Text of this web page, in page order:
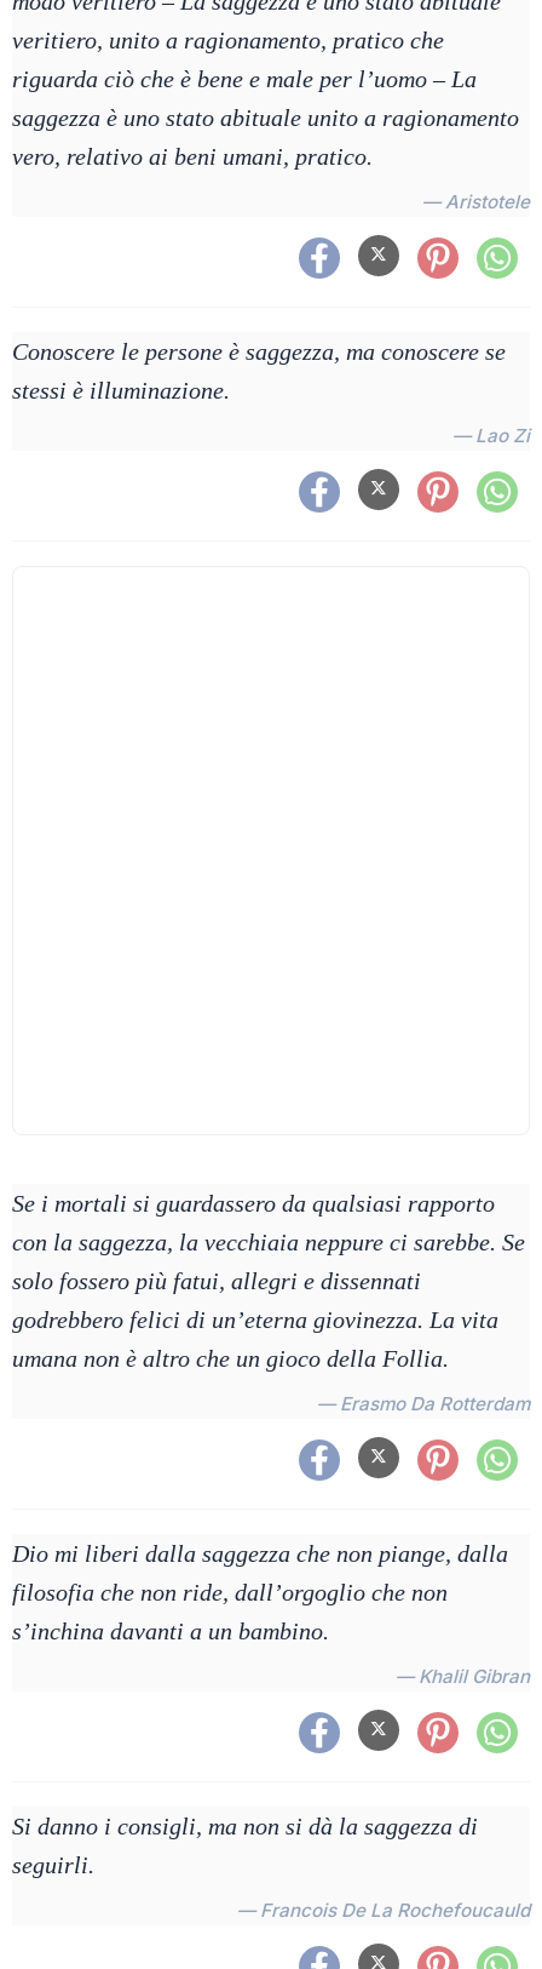
veritiero, unito a ragionamento, pratico che
riguarda ciò che è bene e male per l’uomo – La
saggezza è uno stato abituale unito a ragionamento
vero, relativo ai beni umani, pratico.
— Aristotele
Conoscere le persone è saggezza, ma conoscere se
stessi è illuminazione.
— Lao Zi
Se i mortali si guardassero da qualsiasi rapporto
con la saggezza, la vecchiaia neppure ci sarebbe. Se
solo fossero più fatui, allegri e dissennati
godrebbero felici di un’eterna giovinezza. La vita
umana non è altro che un gioco della Follia.
— Erasmo Da Rotterdam
Dio mi liberi dalla saggezza che non piange, dalla
filosofia che non ride, dall’orgoglio che non
s’inchina davanti a un bambino.
— Khalil Gibran
Si danno i consigli, ma non si dà la saggezza di
seguirli.
— Francois De La Rochefoucauld